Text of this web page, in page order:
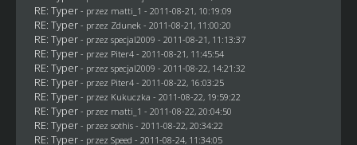
RE: Typer - przez matti_1 - 2011-08-21, 10:19:09
RE: Typer - przez Zdunek - 2011-08-21, 11:00:20
RE: Typer - przez specjal2009 - 2011-08-21, 11:13:37
RE: Typer - przez Piter4- 2011-08-21, 11:45:54
RE: Typer - przez specjal2009 - 2011-08-22, 14:21:32
RE: Typer - przez Piter4- 2011-08-22, 16:03:25
RE: Typer - przez Kukuczka - 2011-08-22, 19:59:22
RE: Typer - przez matti_1 - 2011-08-22, 20:04:50
RE: Typer - przez sothis- 2011-08-22, 20:34:22
RE: Typer - przez Speed - 2011-08-24, 11:34:05